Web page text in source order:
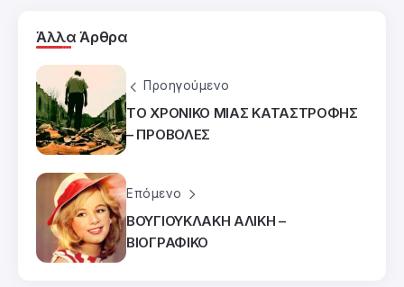
Άλλα Άρθρα
Προηγούμενο
ΤΟ ΧΡΟΝΙΚΟ ΜΙΑΣ ΚΑΤΑΣΤΡΟΦΗΣ
– ΠΡΟΒΟΛΕΣ
Επόμενο
ΒΟΥΓΙΟΥΚΛΑΚΗ ΑΛΙΚΗ –
ΒΙΟΓΡΑΦΙΚΟ